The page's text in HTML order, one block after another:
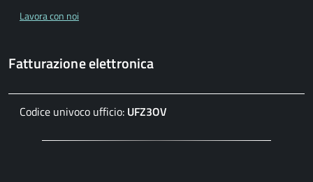
Lavora con noi
Fatturazione elettronica
Codice univoco ufficio: UFZ3OV